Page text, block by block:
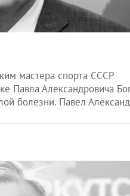
мастера спорта СССР
Павла Александровича
болезни. Павел